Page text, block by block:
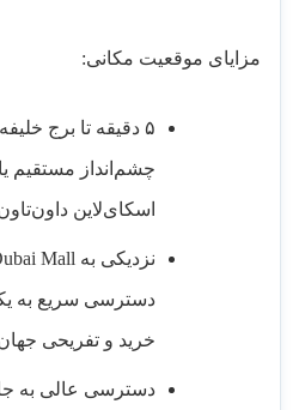
مزایای موقعیت مکانی:
چشم‌انداز مستقیم یا
اسکای‌لاین داون‌تاون.
نزدیکی به Dubai Mall (دبی مال)
دسترسی سریع به
خرید و تفریحی جهان.
دسترسی عالی به